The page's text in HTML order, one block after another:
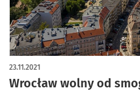
Wrocław wolny od
23.11.2021